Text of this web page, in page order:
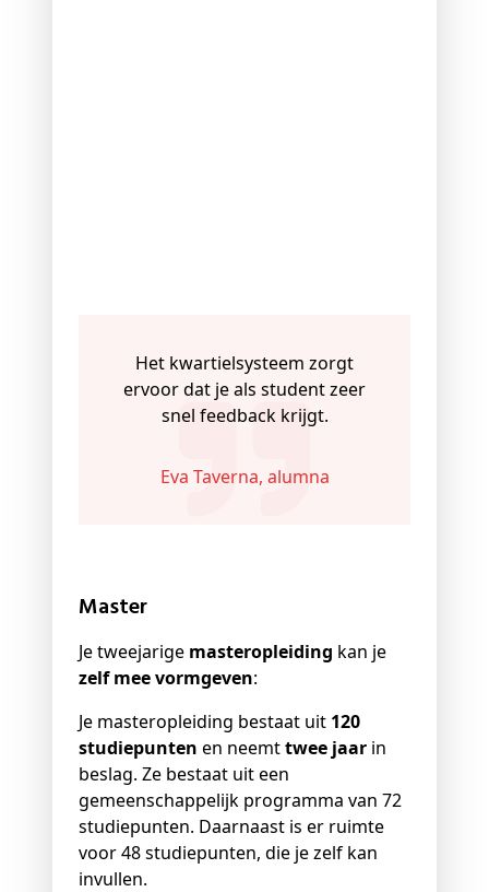
Het kwartielsysteem zorgt
ervoor dat je als student zeer
snel feedback krijgt.
Eva Taverna, alumna
Master
Je tweejarige masteropleiding kan je
zelf mee vormgeven:
Je masteropleiding bestaat uit 120
studiepunten en neemttwee jaar in
beslag. Ze bestaat uit een
gemeenschappelijk programma van 72
studiepunten. Daarnaast is er ruimte
voor 48 studiepunten, die je zelf kan
invullen.